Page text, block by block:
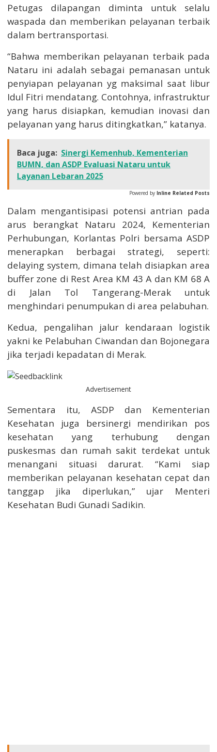
Petugas dilapangan diminta untuk selalu
waspada dan memberikan pelayanan terbaik
dalam bertransportasi.
“Bahwa memberikan pelayanan terbaik pada
Nataru ini adalah sebagai pemanasan untuk
penyiapan pelayanan yg maksimal saat libur
Idul Fitri mendatang. Contohnya, infrastruktur
yang harus disiapkan, kemudian inovasi dan
pelayanan yang harus ditingkatkan,” katanya.
Baca juga: Sinergi Kemenhub, Kementerian
BUMN, dan ASDP Evaluasi Nataru untuk
Layanan Lebaran 2025
Powered by Inline Related Posts
Dalam mengantisipasi potensi antrian pada
arus berangkat Nataru 2024, Kementerian
Perhubungan, Korlantas Polri bersama ASDP
menerapkan berbagai strategi, seperti:
delaying system, dimana telah disiapkan area
buffer zone di Rest Area KM 43 A dan KM 68 A
di Jalan Tol Tangerang-Merak untuk
menghindari penumpukan di area pelabuhan.
Kedua, pengalihan jalur kendaraan logistik
yakni ke Pelabuhan Ciwandan dan Bojonegara
jika terjadi kepadatan di Merak.
Advertisement
Sementara itu, ASDP dan Kementerian
Kesehatan juga bersinergi mendirikan pos
kesehatan yang terhubung dengan
puskesmas dan rumah sakit terdekat untuk
menangani situasi darurat. “Kami siap
memberikan pelayanan kesehatan cepat dan
tanggap jika diperlukan,” ujar Menteri
Kesehatan Budi Gunadi Sadikin.